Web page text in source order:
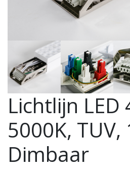
Lichtlijn LED
5000K, TUV,
Dimbaar